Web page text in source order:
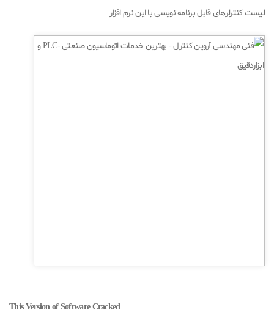
لیست کنترلرهای قابل برنامه نویسی با این نرم افزار
This Version of Software Cracked